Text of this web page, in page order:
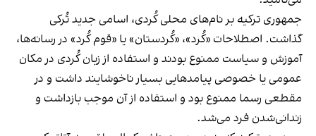
جمهوری ترکیه بر نام‌های محلی کُردی، اسامی جدید تُرکی
گذاشت. اصطلاحات «کُرد»، «کُردستان» یا «قوم کُرد» در رسانه‌ها،
آموزش و سیاست ممنوع بودند و استفاده از زبان کُردی در مکان
عمومی یا خصوصی پیامدهایی بسیار ناخوشایند داشت و در
مقطعی رسما ممنوع بود و استفاده از آن موجب بازداشت و
زندانی‌شدن فرد می‌شد.